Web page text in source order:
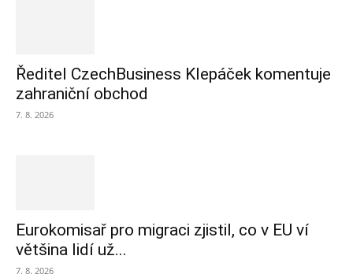
Ředitel CzechBusiness Klepáček komentuje
zahraniční obchod
7. 8. 2026
Eurokomisař pro migraci zjistil, co v EU ví
většina lidí už...
7. 8. 2026